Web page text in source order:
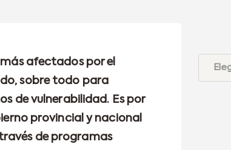
afectados por el
sobre todo para
de vulnerabilidad. Es por
provincial y nacional
de programas